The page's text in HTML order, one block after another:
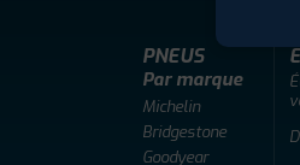
PNEUS
Par marque
Michelin
Bridgestone
Goodyear